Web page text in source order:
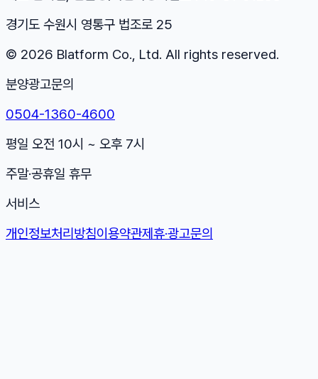
경기도 수원시 영통구 법조로 25
© 2026 Blatform Co., Ltd. All rights reserved.
분양광고문의
0504-1360-4600
평일 오전 10시 ~ 오후 7시
주말·공휴일 휴무
서비스
개인정보처리방침이용약관제휴·광고문의